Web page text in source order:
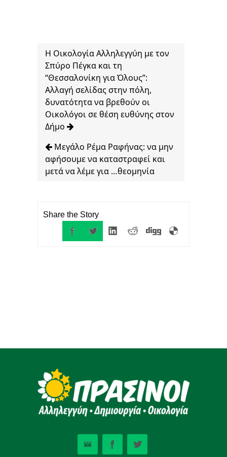
Η Οικολογία Αλληλεγγύη με τον
Σπύρο Πέγκα και τη
“Θεσσαλονίκη για Όλους”:
Αλλαγή σελίδας στην πόλη,
δυνατότητα να βρεθούν οι
Οικολόγοι σε θέση ευθύνης στον
Δήμο
Μεγάλο Ρέμα Ραφήνας: να μην
αφήσουμε να καταστραφεί και
μετά να λέμε για …θεομηνία
Share the Story